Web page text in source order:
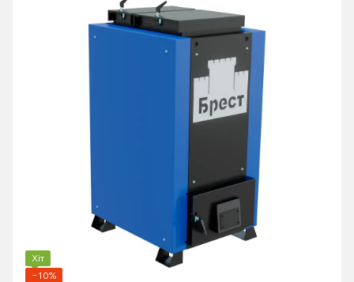
Хіт
−10%